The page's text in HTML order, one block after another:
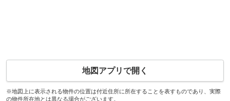
地図アプリで開く
※地図上に表示される物件の位置は付近住所に所在することを表すものであり、実際
の物件所在地とは異なる場合がございます。